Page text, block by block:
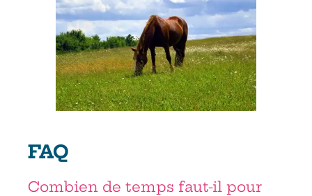
FAQ
Combien de temps faut-il pour